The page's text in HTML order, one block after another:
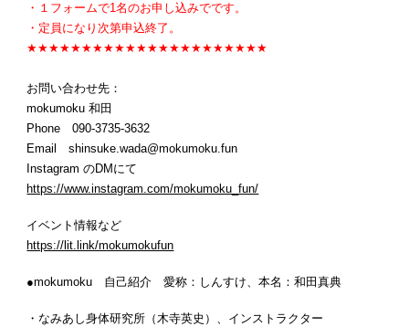
・１フォームで1名のお申し込みでです。
・定員になり次第申込終了。
★★★★★★★★★★★★★★★★★★★★★★
お問い合わせ先：
mokumoku 和田
Phone 090-3735-3632
Email shinsuke.wada@mokumoku.fun
Instagram のDMにて
https://www.instagram.com/mokumoku_fun/
イベント情報など
https://lit.link/mokumokufun
●mokumoku 自己紹介 愛称：しんすけ、本名：和田真典
・なみあし身体研究所（木寺英史）、インストラクター